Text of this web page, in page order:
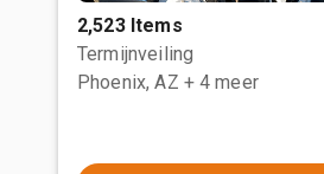
2,523 Items
Termijnveiling
Phoenix, AZ + 4 meer